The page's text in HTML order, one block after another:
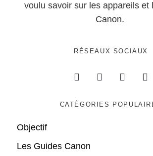
voulu savoir sur les appareils et
Canon.
RÉSEAUX SOCIAUX
CATÉGORIES
Objectif
Les Guides Canon